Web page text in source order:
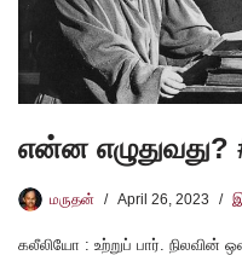
என்ன
மருதன் April 26, 2023
கலீலியோ : உற்றுப் பார். நிலவின்